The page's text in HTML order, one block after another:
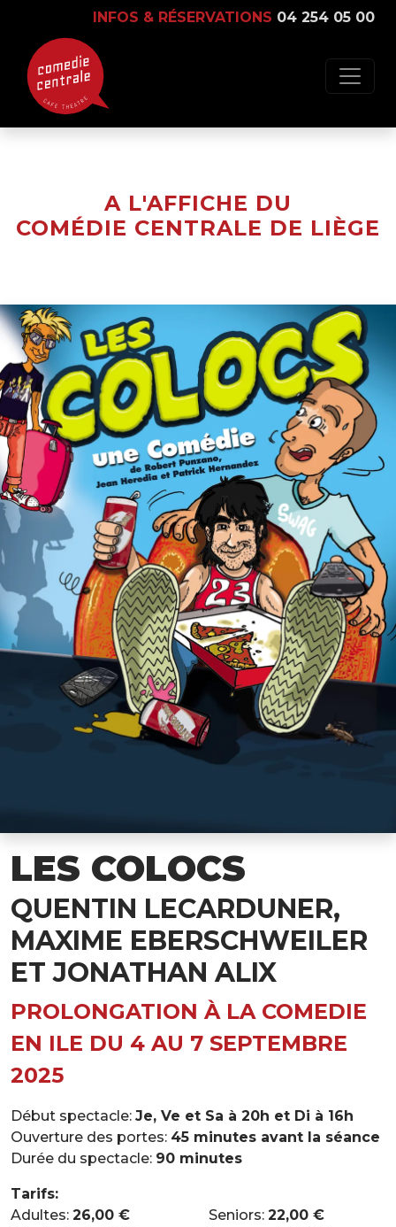
INFOS & RÉSERVATIONS 04 254 05 00
A L'AFFICHE DU
COMÉDIE CENTRALE DE LIÈGE
LES COLOCS
QUENTIN LECARDUNER,
MAXIME EBERSCHWEILER
ET JONATHAN ALIX
PROLONGATION À LA COMEDIE
EN ILE DU 4 AU 7 SEPTEMBRE
2025
Début spectacle: Je, Ve et Sa à 20h et Di à 16h
Ouverture des portes: 45 minutes avant la séance
Durée du spectacle: 90 minutes
Tarifs:
Adultes: 26,00 € Seniors: 22,00 €